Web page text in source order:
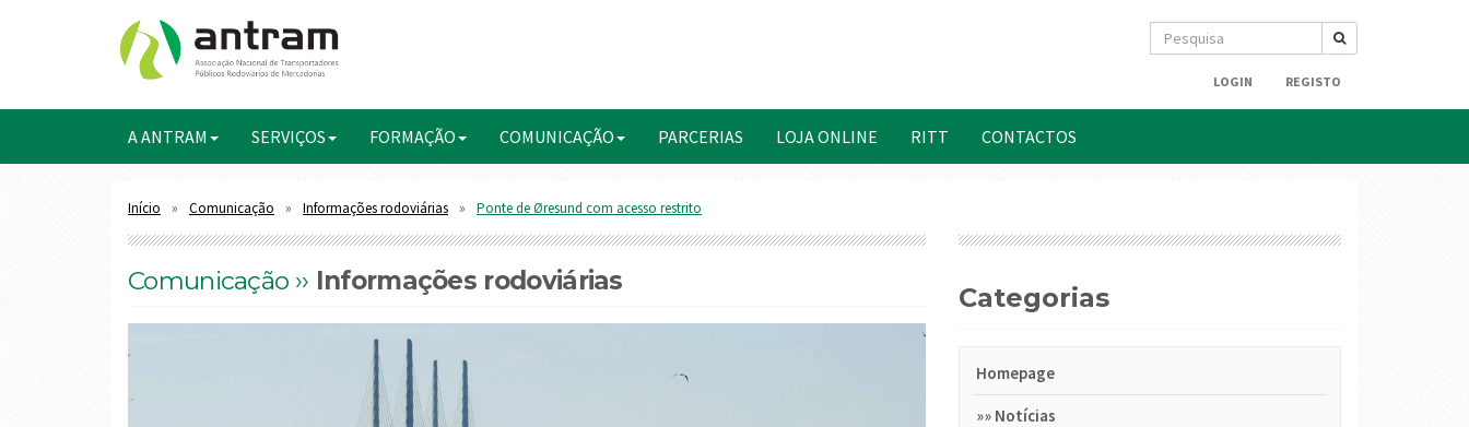
LOGIN REGISTO
A ANTRAM SERVIÇOS FORMAÇÃO COMUNICAÇÃO PARCERIAS LOJA ONLINE RITT CONTACTOS
Início Comunicação Informações rodoviárias Ponte de Øresund com acesso restrito
Comunicação ›› Informações rodoviárias
Categorias
Homepage
»» Notícias